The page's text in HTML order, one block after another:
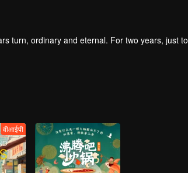
turn, ordinary and eternal. For two years, just to
वीआईपी